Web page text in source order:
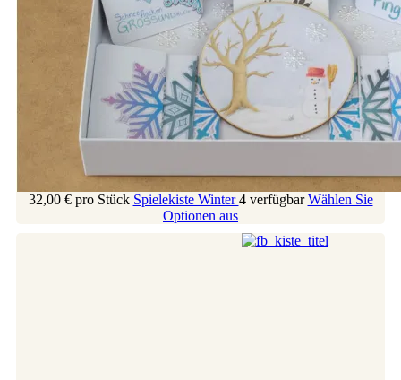
32,00 € pro Stück Spielekiste Winter4 verfügbar Wählen Sie
Optionen aus